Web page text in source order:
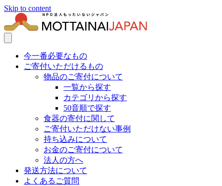
Skip to content
今一番必要なもの
ご寄付いただけるもの
物品のご寄付について
一覧から探す
カテゴリから探す
50音順で探す
食器の寄付に関して
ご寄付いただけない事例
持ち込みについて
お金のご寄付について
法人の方へ
発送方法について
よくあるご質問